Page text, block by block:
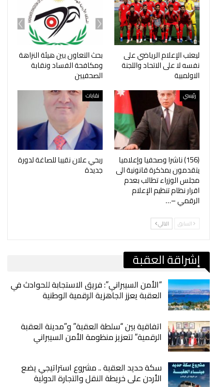
ليعتب الإعلام الرياضي على
نفسه لا على الاتحاد واللجنة
الاولمبية
بحث التعاون بين هيئة النزاهة
ومكافحة الفساد ونقابة
الصحفيين
رئيسي
‎(156) ناشرا وصحفيا وإعلاميا
يتقدمون بمذكرة قانونية الى
مجلس الوزراء تطالب بعدم
اقرار نظام تنظيم الإعلام
الرقمي –…
نقابات
ربحي علان نقيبا للصاغة لدورة
جديدة
السابق التالي
إشراقة العقبة
“الأمن السيبراني”: فريق الاستجابة للحوادث في
العقبة يعزز الجاهزية الرقمية الوطنية
اتفاقية بين “سلطة العقبة” و”مدينة العقبة
الرقمية” لتعزيز منظومة الأمن السيبراني
سكة حديد العقبة .. مشروع استراتيجي يضع
الأردن على خريطة النقل والتجارة الدولية